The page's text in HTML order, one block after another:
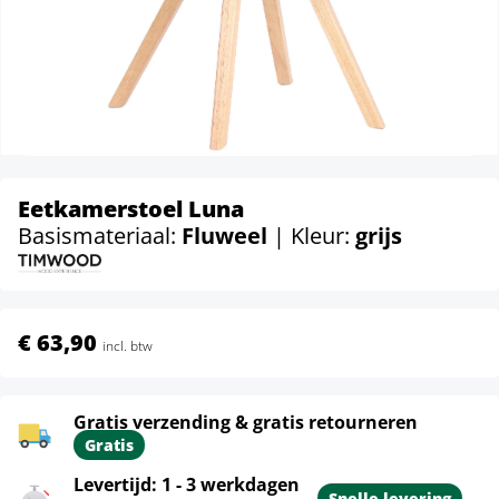
Eetkamerstoel Luna
Basismateriaal: Fluweel | Kleur: grijs
€ 63,90 incl. btw
Gratis verzending & gratis retourneren
Gratis
Levertijd: 1 - 3 werkdagen